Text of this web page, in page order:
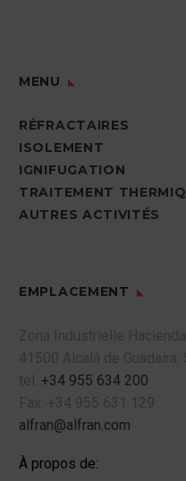
MENU
RÉFRACTAIRES
ISOLEMENT
IGNIFUGATION
TRAITEMENT
AUTRES ACTIVITÉS
EMPLACEMENT
Zona Industrielle
41500 Alcalá de Guadaira.
tel. +34 955 634 200
Fax. +34 955 631 129
alfran@alfran.com
À propos de: